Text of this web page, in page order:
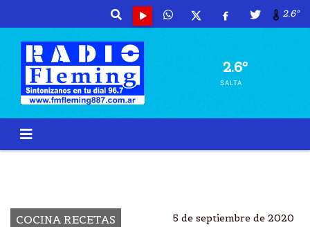
2.6º
2.6º
SALTA
COCINA RECETAS 5 de septiembre de 2020